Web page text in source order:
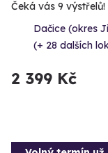
Čeká vás 9 výstřelů!
Dačice (okres
(+ 28 dalších
2 399 Kč